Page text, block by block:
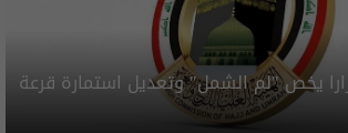
يخص "لم الشمل" وتعديل استمارة قرعة